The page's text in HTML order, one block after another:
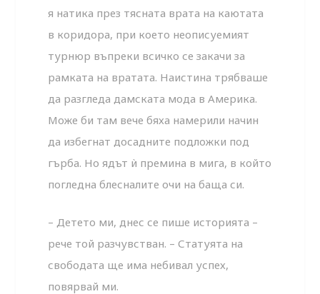
я натика през тясната врата на каютата
в коридора, при което неописуемият
турнюр въпреки всичко се закачи за
рамката на вратата. Наистина трябваше
да разгледа дамската мода в Америка.
Може би там вече бяха намерили начин
да избегнат досадните подложки под
гърба. Но ядът ѝ премина в мига, в който
погледна блесналите очи на баща си.
– Детето ми, днес се пише историята –
рече той разчувстван. – Статуята на
свободата ще има небивал успех,
повярвай ми.